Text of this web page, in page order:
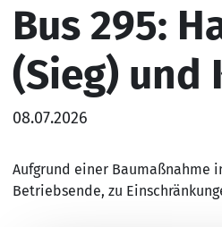
Bus 295:
(Sieg) und
08.07.2026
Aufgrund einer Baumaßnahme
Betriebsende, zu